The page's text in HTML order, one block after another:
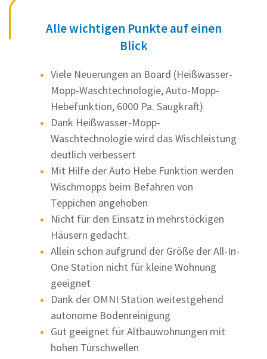
Alle wichtigen Punkte auf einen
Blick
Viele Neuerungen an Board (Heißwasser-
Mopp-Waschtechnologie, Auto-Mopp-
Hebefunktion, 6000 Pa. Saugkraft)
Dank Heißwasser-Mopp-
Waschtechnologie wird das Wischleistung
deutlich verbessert
Mit Hilfe der Auto Hebe Funktion werden
Wischmopps beim Befahren von
Teppichen angehoben
Nicht für den Einsatz in mehrstöckigen
Häusern gedacht.
Allein schon aufgrund der Größe der All-In-
One Station nicht für kleine Wohnung
geeignet
Dank der OMNI Station weitestgehend
autonome Bodenreinigung
Gut geeignet für Altbauwohnungen mit
hohen Türschwellen